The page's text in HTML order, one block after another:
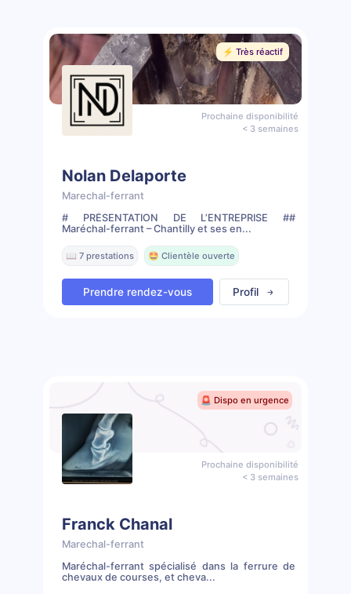
⚡️ Très réactif
Prochaine disponibilité
< 3 semaines
Nolan Delaporte
Marechal-ferrant
# PRÉSENTATION DE L’ENTREPRISE ##
Maréchal-ferrant – Chantilly et ses en...
📖 7 prestations 🤩 Clientèle ouverte
Prendre rendez-vous Profil
🚨 Dispo en urgence
Prochaine disponibilité
< 3 semaines
Franck Chanal
Marechal-ferrant
Maréchal-ferrant spécialisé dans la ferrure de
chevaux de courses, et cheva...